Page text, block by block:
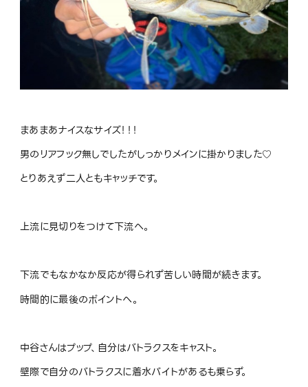
まあまあナイスなサイズ！！！
男のリアフック無しでしたがしっかりメインに掛かりました♡
とりあえず二人ともキャッチです。
上流に見切りをつけて下流へ。
下流でもなかなか反応が得られず苦しい時間が続きます。
時間的に最後のポイントへ。
中谷さんはプップ、自分はバトラクスをキャスト。
壁際で自分のバトラクスに着水バイトがあるも乗らず。